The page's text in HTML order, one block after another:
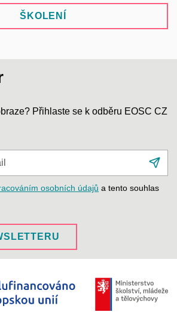
ŠKOLENÍ
Přihlaste se k odběru EOSC CZ
osobních údajů a tento souhlas